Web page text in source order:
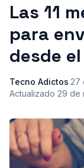
Las 11
para
desde el
Tecno Adictos·27
Actualizado 29 de